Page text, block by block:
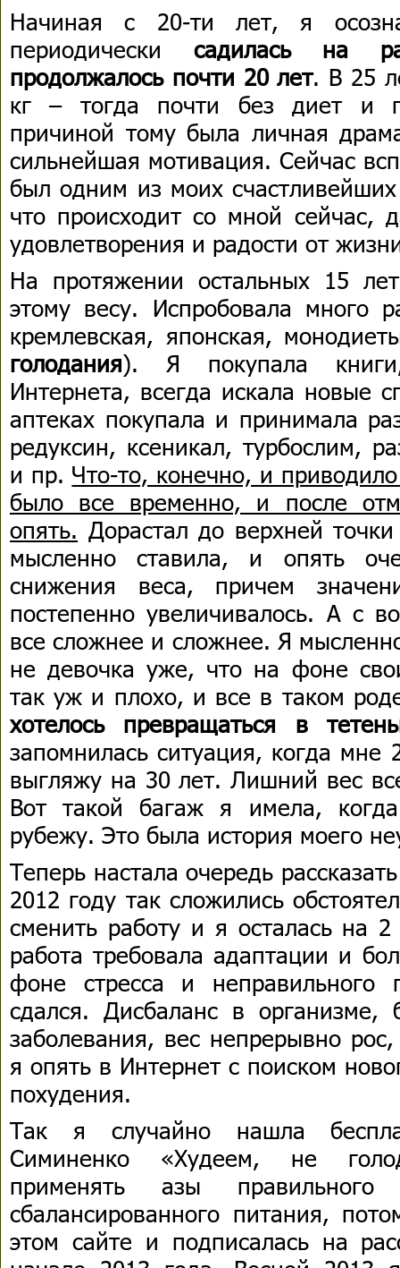
Начиная с 20-ти лет, я
периодически садилась на
продолжалось почти 20 лет. В 25
кг – тогда почти без диет и
причиной тому была личная
сильнейшая мотивация. Сейчас
был одним из моих
что происходит со мной сейчас,
удовлетворения и радости от
На протяжении остальных 15
этому весу. Испробовала много
кремлевская, японская,
голодания). Я покупала
Интернета, всегда искала новые
аптеках покупала и принимала
редуксин, ксеникал, турбослим,
и пр. Что-то, конечно, и
было все временно, и после
опять. Дорастал до верхней
мысленно ставила, и опять
снижения веса, причем
постепенно увеличивалось. А с
все сложнее и сложнее. Я
не девочка уже, что на фоне
так уж и плохо, и все в таком
хотелось превращаться в
запомнилась ситуация, когда мне
выгляжу на 30 лет. Лишний вес
Вот такой багаж я имела,
рубежу. Это была история моего
Теперь настала очередь
2012 году так сложились
сменить работу и я осталась на
работа требовала адаптации и
фоне стресса и неправильного
сдался. Дисбаланс в организме,
заболевания, вес непрерывно
я опять в Интернет с поиском
похудения.
Так я случайно нашла
Симиненко «Худеем, не
применять азы
сбалансированного питания,
этом сайте и подписалась на